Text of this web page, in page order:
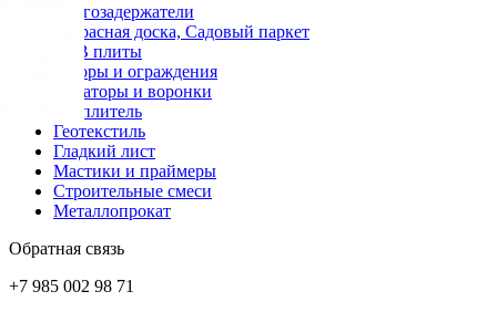
Снегозадержатели
Террасная доска, Садовый паркет
OSB плиты
Заборы и ограждения
Аэраторы и воронки
Утеплитель
Геотекстиль
Гладкий лист
Мастики и праймеры
Строительные смеси
Металлопрокат
Обратная связь
+7 985 002 98 71